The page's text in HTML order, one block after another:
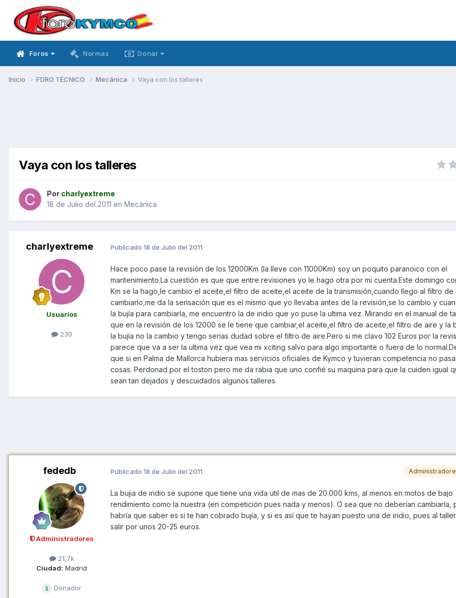
Foros Normas Donar
Inicio FORO TÉCNICO Mecánica Vaya con los talleres
Vaya con los talleres
Por charlyextreme
18 de Julio del 2011 en Mecánica
charlyextreme
Usuarios
230
Publicado 18 de Julio del 2011
Hace poco pase la revisión de los 12000Km (la lleve con 11000Km) soy un poquito paranoico con el
mantenimiento.La cuestión es que que entre revisiones yo le hago otra por mi cuenta.Este domingo
Km se la hago,le cambio el aceite,el filtro de aceite,el aceite de la transmisión,cuando llego al filtro de
cambiarlo,me da la sensación que es el mismo que yo llevaba antes de la revisión,se lo cambio y
la bujía para cambiarla, me encuentro la de iridio que yo puse la ultima vez. Mirando en el manual de
que en la revisión de los 12000 se le tiene que cambiar,el aceite,el filtro de aceite,el filtro de aire y la
la bujía no la cambio y tengo serias dudad sobre el filtro de aire.Pero si me clavo 102 Euros por la
parece que va a ser la ultima vez que vea mi xciting salvo para algo importante o fuera de lo
que si en Palma de Mallorca hubiera mas servicios oficiales de Kymco y tuvieran competencia no
cosas. Perdonad por el toston pero me da rabia que uno confié su maquina para que la cuiden igual
sean tan dejados y descuidados algunos talleres.
fededb
Administradores
21,7k
Ciudad: Madrid
Donador
Publicado 18 de Julio del 2011
La bujia de iridio se supone que tiene una vida util de mas de 20.000 kms, al menos en motos de bajo
rendimiento como la nuestra (en competición pues nada y menos). O sea que no deberían cambiarla,
habría que saber es si te han cobrado bujía, y si es así que te hayan puesto una de iridio, pues al
salir por unos 20-25 euros.